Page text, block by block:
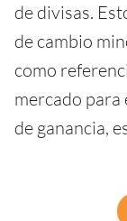
de divisas.
de cambio
como
mercado para
de ganancia,